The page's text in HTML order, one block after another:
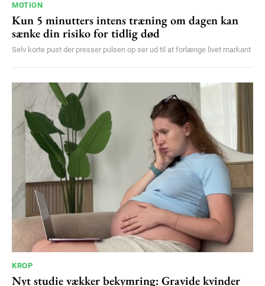
MOTION
Kun 5 minutters intens træning om dagen kan
sænke din risiko for tidlig død
Selv korte pust der presser pulsen op ser ud til at forlænge livet markant
KROP
Nyt studie vækker bekymring: Gravide kvinder